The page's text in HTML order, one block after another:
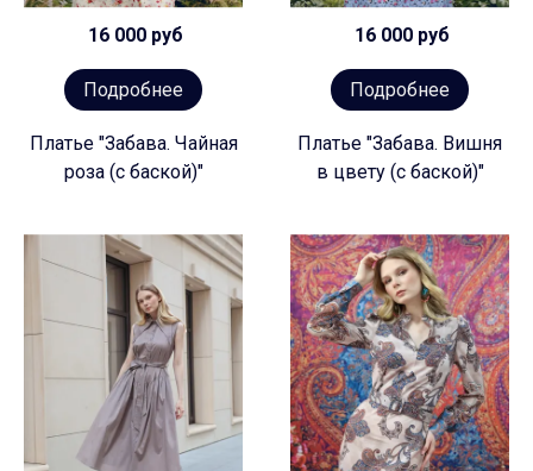
16 000 руб
Подробнее
Платье "Забава. Чайная
роза (с баской)"
16 000 руб
Подробнее
Платье "Забава. Вишня
в цвету (с баской)"